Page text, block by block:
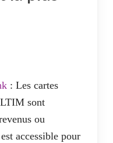
différé
: Les cartes
sont
ou
accessible pour